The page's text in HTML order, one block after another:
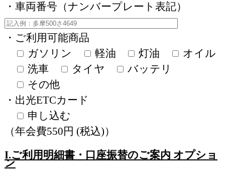
・車両番号（ナンバープレート表記）
・ご利用可能商品
ガソリン
軽油 灯油
オイル
洗車
タイヤ
バッテリ
その他
・出光ETCカード
申し込む
（年会費550円 (税込)）
I.ご利用明細書・口座振替のご案内 オプショ
ン